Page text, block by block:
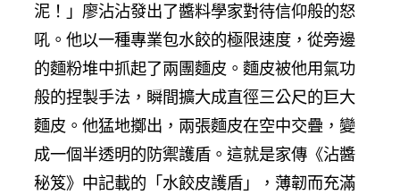
泥！」廖沾沾發出了醬料學家對待信仰般的怒
吼。他以一種專業包水餃的極限速度，從旁邊
的麵粉堆中抓起了兩團麵皮。麵皮被他用氣功
般的捏製手法，瞬間擴大成直徑三公尺的巨大
麵皮。他猛地擲出，兩張麵皮在空中交疊，變
成一個半透明的防禦護盾。這就是家傳《沾醬
秘笈》中記載的「水餃皮護盾」，薄韌而充滿